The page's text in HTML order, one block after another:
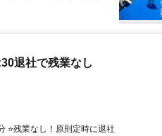
退社で残業なし
⭐残業なし！原則定時に退社